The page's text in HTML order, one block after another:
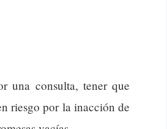
una consulta, tener que
riesgo por la inacción de